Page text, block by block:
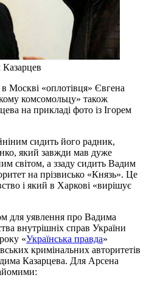
Москві «оплотівця» Євгена
комсомольцу» також
на прикладі фото із Ігорем
сидить його радник,
який завжди мав дуже
світом, а ззаду сидить Вадим
на прізвисько «Князь». Це
і який в Харкові «вирішує
для уявлення про Вадима
внутрішніх справ України
«Українська правда»
кримінальних авторитетів
Казарцева. Для Арсена